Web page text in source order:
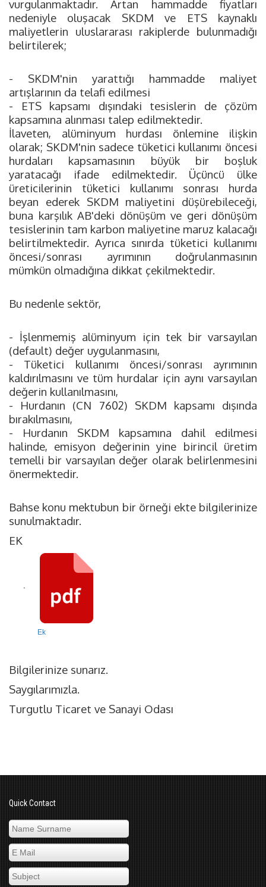
vurgulanmaktadır. Artan hammadde fiyatları
nedeniyle oluşacak SKDM ve ETS kaynaklı
maliyetlerin uluslararası rakiplerde bulunmadığı
belirtilerek;
- SKDM'nin yarattığı hammadde maliyet
artışlarının da telafi edilmesi
- ETS kapsamı dışındaki tesislerin de çözüm
kapsamına alınması talep edilmektedir.
İlaveten, alüminyum hurdası önlemine ilişkin
olarak; SKDM'nin sadece tüketici kullanımı öncesi
hurdaları kapsamasının büyük bir boşluk
yaratacağı ifade edilmektedir. Üçüncü ülke
üreticilerinin tüketici kullanımı sonrası hurda
beyan ederek SKDM maliyetini düşürebileceği,
buna karşılık AB'deki dönüşüm ve geri dönüşüm
tesislerinin tam karbon maliyetine maruz kalacağı
belirtilmektedir. Ayrıca sınırda tüketici kullanımı
öncesi/sonrası ayrımının doğrulanmasının
mümkün olmadığına dikkat çekilmektedir.
Bu nedenle sektör,
- İşlenmemiş alüminyum için tek bir varsayılan
(default) değer uygulanmasını,
- Tüketici kullanımı öncesi/sonrası ayrımının
kaldırılmasını ve tüm hurdalar için aynı varsayılan
değerin kullanılmasını,
- Hurdanın (CN 7602) SKDM kapsamı dışında
bırakılmasını,
- Hurdanın SKDM kapsamına dahil edilmesi
halinde, emisyon değerinin yine birincil üretim
temelli bir varsayılan değer olarak belirlenmesini
önermektedir.
Bahse konu mektubun bir örneği ekte bilgilerinize
sunulmaktadır.
EK
·
Ek
Bilgilerinize sunarız.
Saygılarımızla.
Turgutlu Ticaret ve Sanayi Odası
Quick Contact